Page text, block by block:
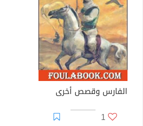
الفارس وقصص أخرى
1